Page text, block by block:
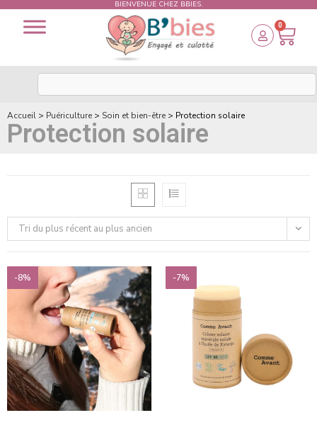
BIENVENUE CHEZ BBIES.
0
Accueil > Puériculture > Soin et bien-être > Protection solaire
Protection solaire
Tri du plus récent au plus ancien
-8% -7%